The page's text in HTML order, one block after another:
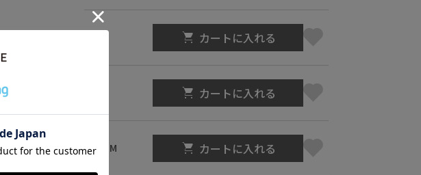
カートに入れる
カートに入れる
WideM カートに入れる